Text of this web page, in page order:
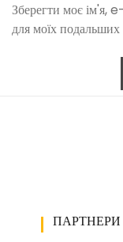
Зберегти моє ім'я,
для моїх подальших
ПАРТНЕРИ